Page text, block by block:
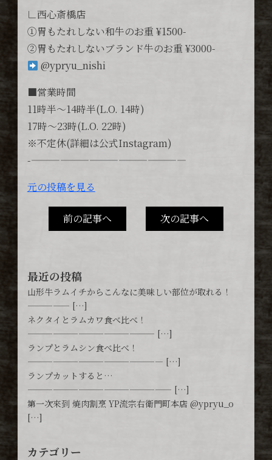
∟西心斎橋店
①胃もたれしない和牛のお重 ¥1500-
②胃もたれしないブランド牛のお重 ¥3000-
@ypryu_nishi
■営業時間
11時半〜14時半(L.O. 14時)
17時〜23時(L.O. 22時)
※不定休(詳細は公式Instagram)
-————————————————
元の投稿を見る
前の記事へ 次の記事へ
最近の投稿
山形牛ラムイチからこんなに美味しい部位が取れる！
————— […]
ネクタイとラムカワ食べ比べ！
——————————————— […]
ランプとラムシン食べ比べ！
———————————————— […]
ランプカットすると…
————————————————— […]
第一次來到 焼肉割烹 YP流宗右衛門町本店 @ypryu_o
[…]
カテゴリー